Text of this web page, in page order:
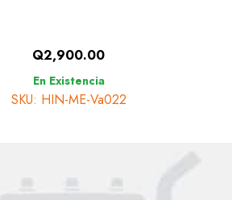
Q2,900.00
En Existencia
SKU: HIN-ME-Va022